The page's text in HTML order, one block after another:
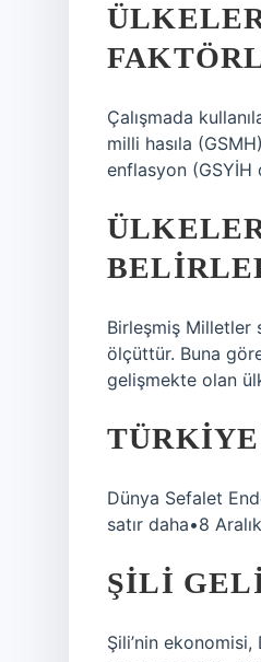
Çalışmada
milli hasıla
enflasyon
Birleşmiş Milletler
ölçüttür. Buna
gelişmekte olan
Dünya Sefalet
satır daha•8
ŞILI
Şili’nin